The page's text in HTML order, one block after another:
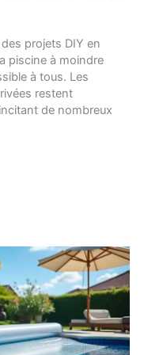
projets DIY en
piscine à moindre
à tous. Les
restent
de nombreux